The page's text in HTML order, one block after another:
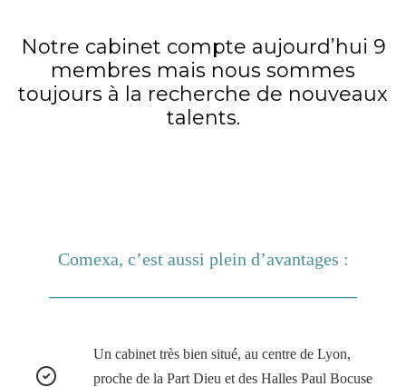
Notre cabinet compte aujourd’hui 9
membres mais nous sommes
toujours à la recherche de nouveaux
talents.
Comexa, c’est aussi plein d’avantages :
Un cabinet très bien situé, au centre de Lyon,
proche de la Part Dieu et des Halles Paul Bocuse